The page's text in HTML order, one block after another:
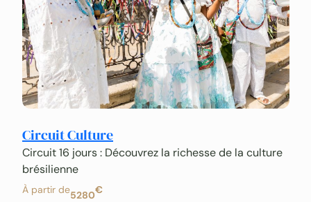
Circuit Culture
Circuit 16 jours : Découvrez la richesse de la culture
brésilienne
À partir de5280€